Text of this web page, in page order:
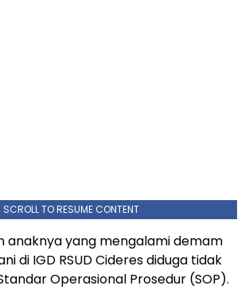
SCROLL TO RESUME CONTENT
anaknya yang mengalami demam
di IGD RSUD Cideres diduga tidak
Operasional Prosedur (SOP).